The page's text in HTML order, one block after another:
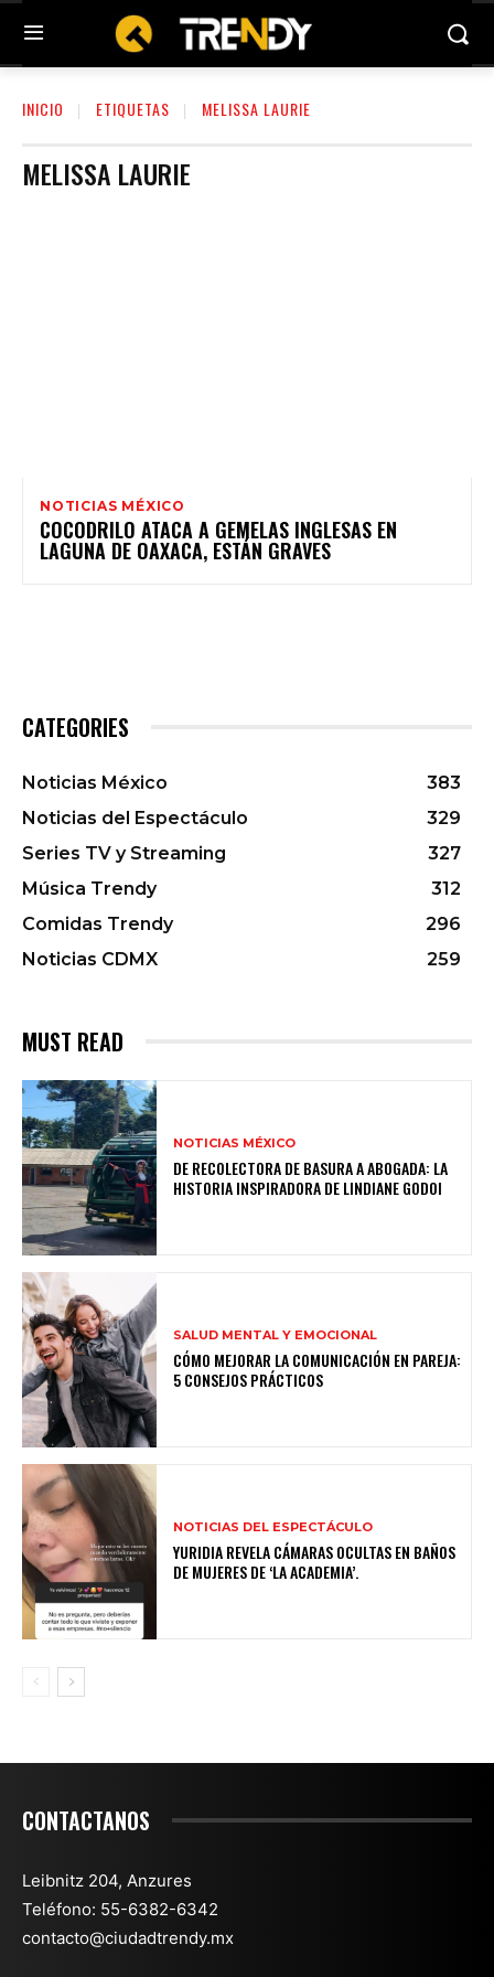
INICIO ETIQUETAS MELISSA LAURIE
MELISSA LAURIE
NOTICIAS MÉXICO
COCODRILO ATACA A GEMELAS INGLESAS EN
LAGUNA DE OAXACA, ESTÁN GRAVES
CATEGORIES
Noticias México
383
Noticias del Espectáculo
329
Series TV y Streaming
327
Música Trendy
312
Comidas Trendy
296
Noticias CDMX
259
MUST READ
NOTICIAS MÉXICO
DE RECOLECTORA DE BASURA A ABOGADA: LA
HISTORIA INSPIRADORA DE LINDIANE GODOI
SALUD MENTAL Y EMOCIONAL
CÓMO MEJORAR LA COMUNICACIÓN EN PAREJA:
5 CONSEJOS PRÁCTICOS
NOTICIAS DEL ESPECTÁCULO
YURIDIA REVELA CÁMARAS OCULTAS EN BAÑOS
DE MUJERES DE ‘LA ACADEMIA’.
CONTACTANOS
Leibnitz 204, Anzures
Teléfono: 55-6382-6342
contacto@ciudadtrendy.mx